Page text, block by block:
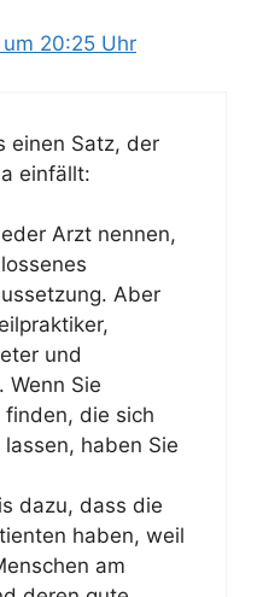
20:25 Uhr
einen Satz, der
einfällt:
Arzt nennen,
Aber
und
Wenn Sie
finden, die sich
haben Sie
dazu, dass die
haben, weil
am